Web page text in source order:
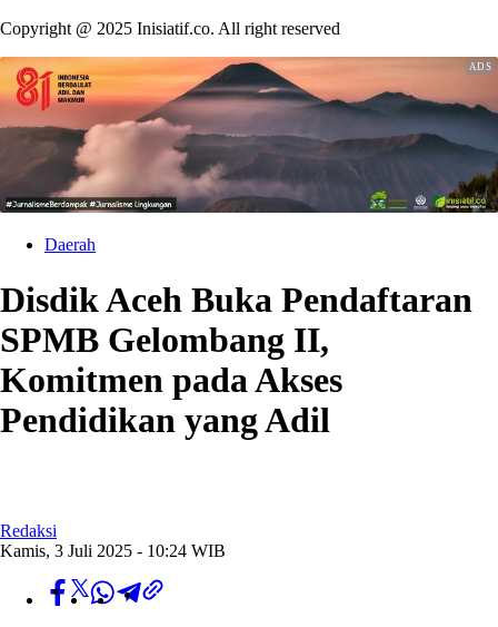
Copyright @ 2025 Inisiatif.co. All right reserved
Daerah
Disdik Aceh Buka Pendaftaran
SPMB Gelombang II,
Komitmen pada Akses
Pendidikan yang Adil
Redaksi
Kamis, 3 Juli 2025 - 10:24 WIB